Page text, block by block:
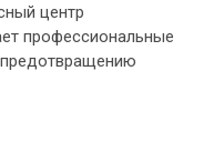
центр
профессиональные
предотвращению